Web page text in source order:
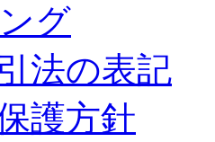
グ
法の表記
護方針